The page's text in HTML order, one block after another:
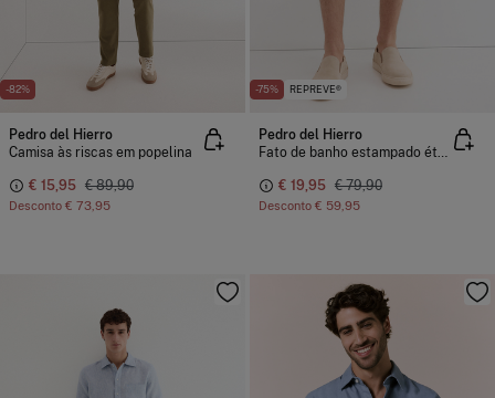
-82%
Pedro del Hierro
Camisa às riscas em popelina
€ 15,95 € 89,90
Desconto € 73,95
-75% REPREVE®
Pedro del Hierro
Fato de banho estampado étnico
€ 19,95 € 79,90
Desconto € 59,95